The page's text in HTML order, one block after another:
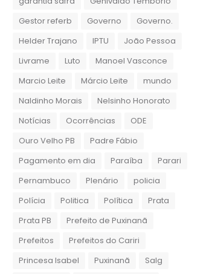
Gestor referb
Governo
Governo.
Helder Trajano
IPTU
João Pessoa
Livrame
Luto
Manoel Vasconce
Marcio Leite
Márcio Leite
mundo
Naldinho Morais
Nelsinho Honorato
Notícias
Ocorrências
ODE
Ouro Velho PB
Padre Fábio
Pagamento em dia
Paraíba
Parari
Pernambuco
Plenário
policia
Polícia
Politica Política
Prata
Prata PB
Prefeito de Puxinanã
Prefeitos
Prefeitos do Cariri
Princesa Isabel
Puxinanã
Salg